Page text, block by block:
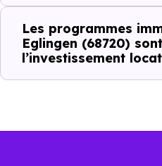
minimum
Les programmes
Eglingen (68720)
l’investissement